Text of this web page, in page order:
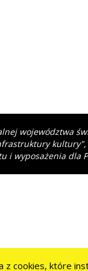
województwa
i wyposażenia
z cookies, które